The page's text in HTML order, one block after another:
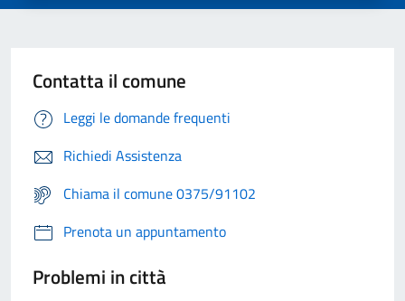
Contatta il comune
Leggi le domande frequenti
Richiedi Assistenza
Chiama il comune 0375/91102
Prenota un appuntamento
Problemi in città